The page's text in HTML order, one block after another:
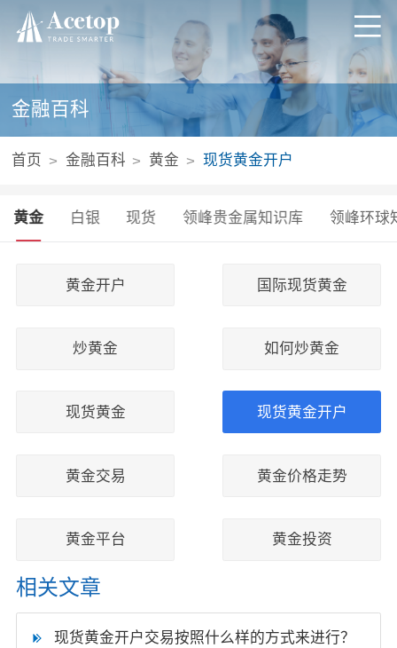
金融百科
首页 金融百科 黄金 现货黄金开户
黄金 白银 现货 领峰贵金属知识库 领峰环球
黄金开户 国际现货黄金
炒黄金 如何炒黄金
现货黄金 现货黄金开户
黄金交易 黄金价格走势
黄金平台 黄金投资
相关文章
现货黄金开户交易按照什么样的方式来进行？